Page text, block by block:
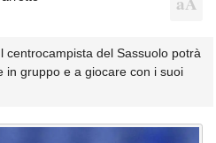
centrocampista del Sassuolo potrà
in gruppo e a giocare con i suoi